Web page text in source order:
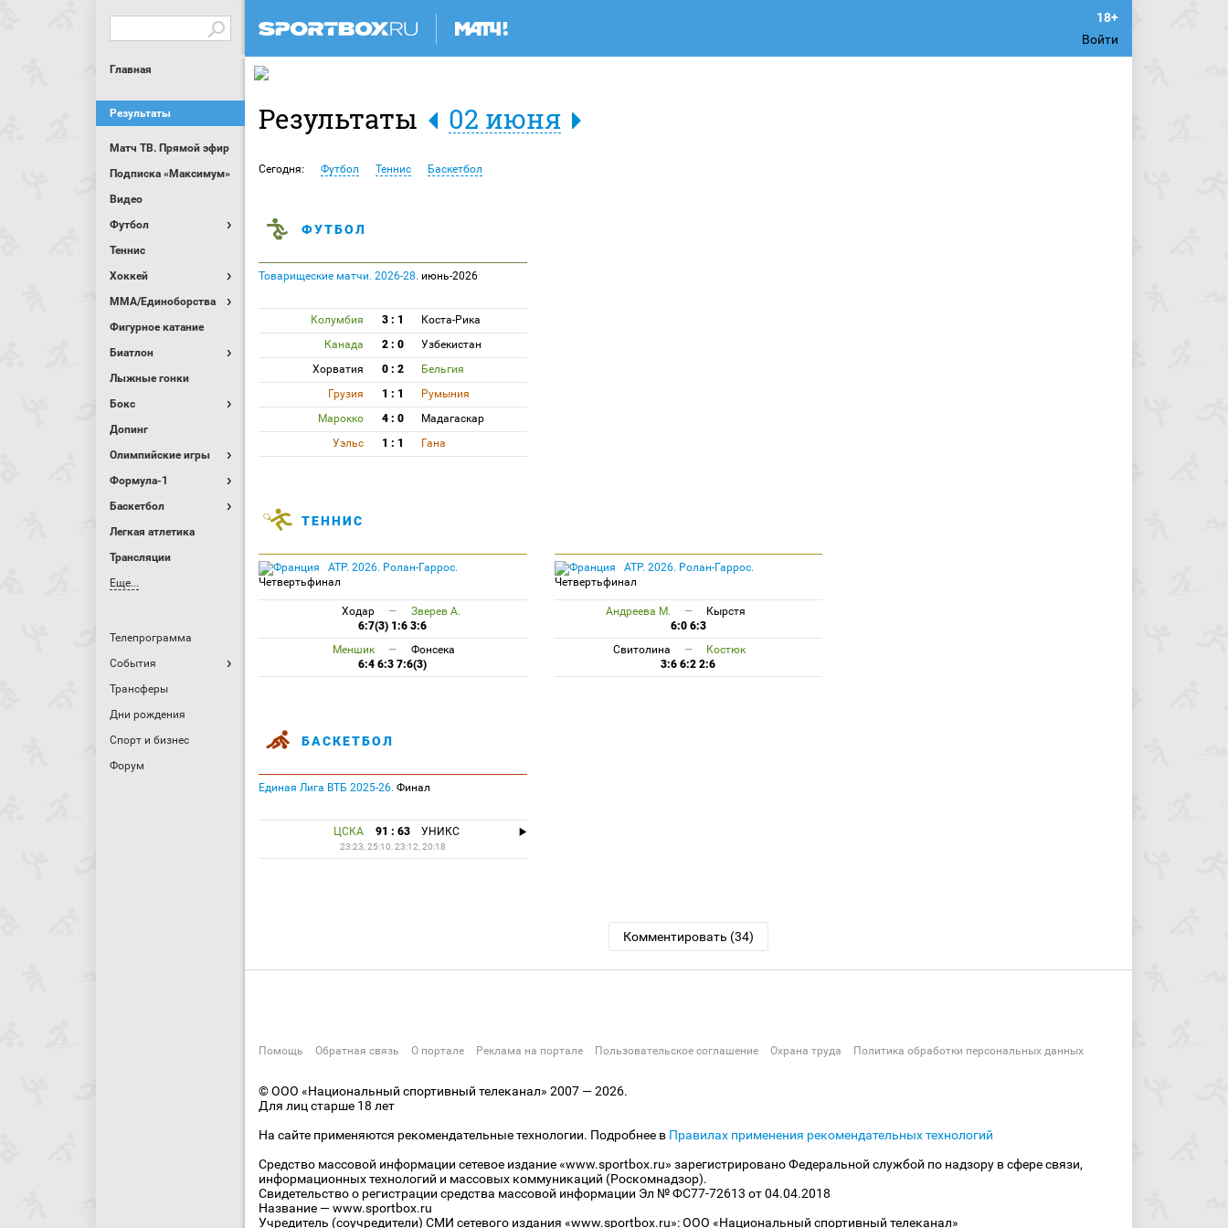
Войти
Главная
Результаты
Матч ТВ. Прямой эфир
Подписка «Максимум»
Видео
Футбол
Теннис
Хоккей
MMA/Единоборства
Фигурное катание
Биатлон
Лыжные гонки
Бокс
Допинг
Олимпийские игры
Формула-1
Баскетбол
Легкая атлетика
Трансляции
Еще...
Телепрограмма
События
Трансферы
Дни рождения
Спорт и бизнес
Форум
Результаты 02 июня
Сегодня: Футбол Теннис Баскетбол
ФУТБОЛ
Товарищеские матчи. 2026-28. июнь-2026
Колумбия 3 : 1
Коста-Рика
Канада
2 : 0
Узбекистан
Хорватия
0 : 2
Бельгия
Грузия
1 : 1
Румыния
Марокко
4 : 0
Мадагаскар
Уэльс
1 : 1 Гана
ТЕННИС
ATP. 2026. Ролан-Гаррос.
Четвертьфинал
Ходар —
Зверев А.
6:7(3) 1:6 3:6
Меншик
—
Фонсека
6:4 6:3 7:6(3)
ATP. 2026. Ролан-Гаррос.
Четвертьфинал
Андреева М. —
Кырстя
6:0 6:3
Свитолина
—
Костюк
3:6 6:2 2:6
БАСКЕТБОЛ
Единая Лига ВТБ 2025-26. Финал
ЦСКА 91 : 63 УНИКС
23:23, 25:10, 23:12, 20:18
Комментировать (34)
Помощь Обратная связь О портале Реклама на портале Пользовательское соглашение Охрана труда Политика обработки персональных данных
© ООО «Национальный спортивный телеканал» 2007 — 2026.
Для лиц старше 18 лет
На сайте применяются рекомендательные технологии. Подробнее в Правилах применения рекомендательных технологий
Средство массовой информации сетевое издание «www.sportbox.ru» зарегистрировано Федеральной службой по надзору в сфере связи,
информационных технологий и массовых коммуникаций (Роскомнадзор).
Свидетельство о регистрации средства массовой информации Эл № ФС77-72613 от 04.04.2018
Название — www.sportbox.ru
Учредитель (соучредители) СМИ сетевого издания «www.sportbox.ru»: ООО «Национальный спортивный телеканал»